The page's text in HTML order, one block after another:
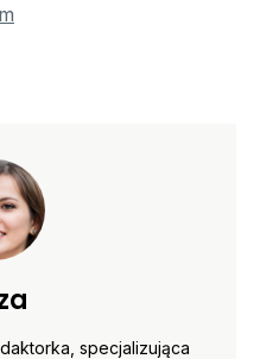
specjalizująca